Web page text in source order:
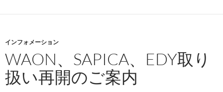
インフォメーション
WAON、SAPICA、EDY取り
扱い再開のご案内